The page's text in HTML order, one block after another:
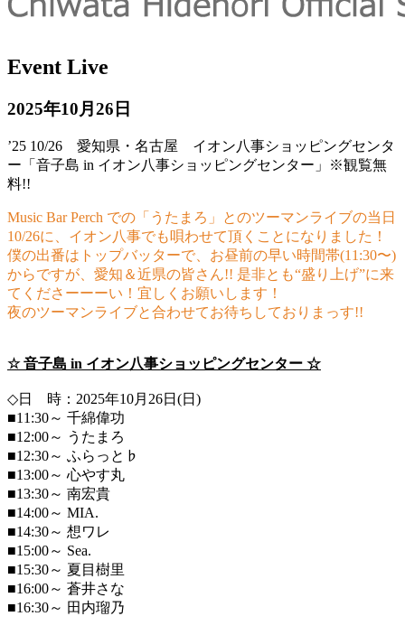
Event Live
2025年10月26日
’25 10/26 愛知県・名古屋 イオン八事ショッピングセンタ
ー「音子島 in イオン八事ショッピングセンター」※観覧無
料!!
Music Bar Perch での「うたまろ」とのツーマンライブの当日
10/26に、イオン八事でも唄わせて頂くことになりました！
僕の出番はトップバッターで、お昼前の早い時間帯(11:30〜)
からですが、愛知＆近県の皆さん!! 是非とも“盛り上げ”に来
てくださーーーい！宜しくお願いします！
夜のツーマンライブと合わせてお待ちしておりまっす!!
☆ 音子島 in イオン八事ショッピングセンター ☆
◇日 時：2025年10月26日(日)
■11:30～ 千綿偉功
■12:00～ うたまろ
■12:30～ ふらっと♭
■13:00～ 心やす丸
■13:30～ 南宏貴
■14:00～ MIA.
■14:30～ 想ワレ
■15:00～ Sea.
■15:30～ 夏目樹里
■16:00～ 蒼井さな
■16:30～ 田内瑠乃